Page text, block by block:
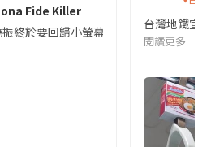
Fide Killer
終於要回歸小螢幕啦!這次的劇本改編
台灣地鐵宣
閱讀更多